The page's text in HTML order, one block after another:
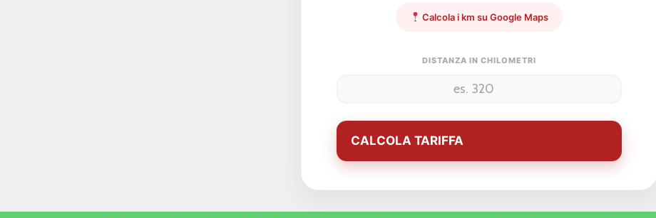
Calcola i km su Google Maps
DISTANZA IN CHILOMETRI
CALCOLA TARIFFA